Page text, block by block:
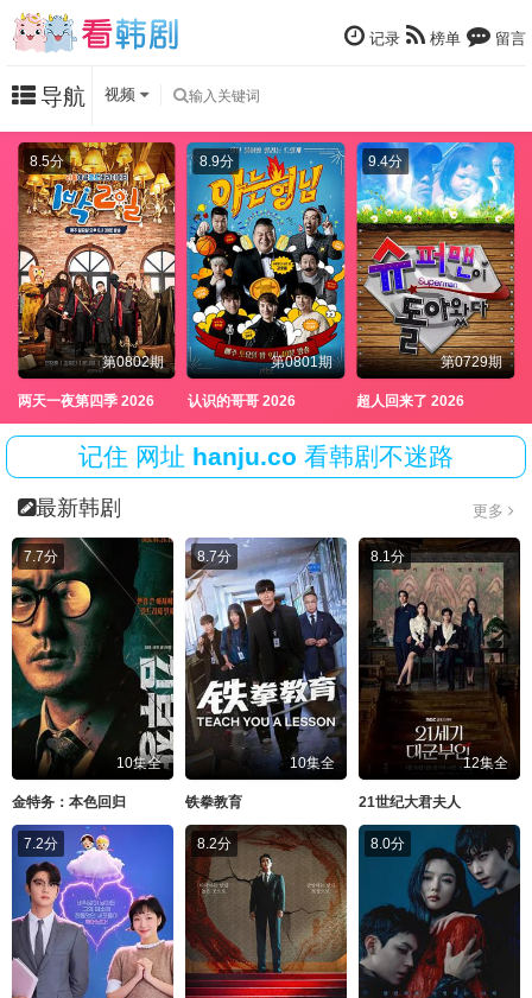
记录 榜单 留言
导航 视频
8.5分
第0802期
两天一夜第四季 2026
8.9分
第0801期
认识的哥哥 2026
9.4分
第0729期
超人回来了 2026
记住 网址 hanju.co 看韩剧不迷路
最新韩剧 更多
7.7分
10集全
金特务：本色回归
8.7分
10集全
铁拳教育
8.1分
12集全
21世纪大君夫人
7.2分 8.2分 8.0分